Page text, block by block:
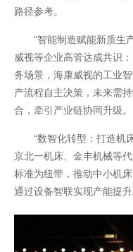
路径参考。
“智能制造赋能新质生产
威视等企业高管达成共识
务场景，海康威视的工业
产流程自主决策，未来需
合，牵引产业链协同升级。
“数智化转型：打造机床
京北一机床、金丰机械等
标准为纽带，推动中小机
通过设备智联实现产能提